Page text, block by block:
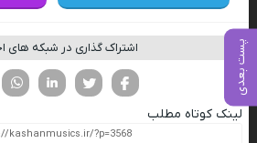
پست بعدی اشتراک گذاری در شبکه های
تویتر
فیسوک
لینک کوتاه مطلب